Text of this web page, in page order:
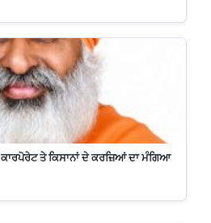
ਕਾਰਪੋਰੇਟ ਤੇ ਕਿਸਾਨਾਂ ਦੇ ਕਰਜ਼ਿਆਂ ਦਾ ਮੰਗਿਆ